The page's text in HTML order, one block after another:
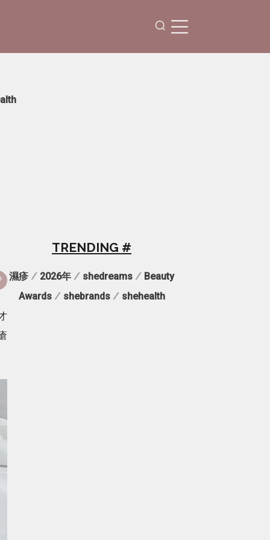
TRENDING #
濕疹 / 2026年 / shedreams / Beauty
Awards/ shebrands/ shehealth